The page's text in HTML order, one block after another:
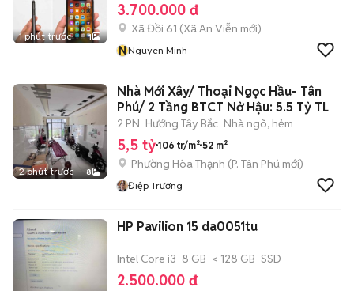
1 phút trước 1
3.700.000 đ
Xã Đồi 61 (Xã An Viễn mới)
NNguyen Minh
2 phút trước 8
Nhà Mới Xây/ Thoại Ngọc Hầu- Tân
Phú/ 2 Tầng BTCT Nở Hậu: 5.5 Tỷ TL
2 PN Hướng Tây Bắc Nhà ngõ, hẻm
5,5 tỷ 106 tr/m² 52 m²
Phường Hòa Thạnh (P. Tân Phú mới)
Điệp Trương
HP Pavilion 15 da0051tu
Intel Core i3 8 GB < 128 GB SSD
2.500.000 đ